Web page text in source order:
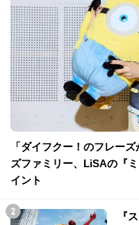
「ダイフクー！のフレー
ズファミリー、LiSAの『
イント
『